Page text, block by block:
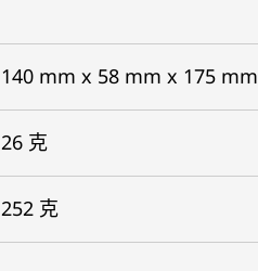
140 mm x 58 mm x 175 mm
26 克
252 克